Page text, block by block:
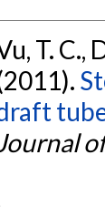
T. C.,